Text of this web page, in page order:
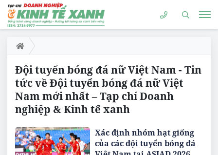
Đội tuyển bóng đá nữ Việt Nam - Tin
tức về Đội tuyển bóng đá nữ Việt
Nam mới nhất – Tạp chí Doanh
nghiệp & Kinh tế xanh
Xác định nhóm hạt giống
của các đội tuyển bóng đá